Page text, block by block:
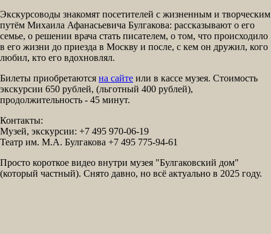
Экскурсоводы знакомят посетителей с жизненным и творческим
путём Михаила Афанасьевича Булгакова: рассказывают о его
семье, о решении врача стать писателем, о том, что происходило
в его жизни до приезда в Москву и после, с кем он дружил, кого
любил, кто его вдохновлял.
Билеты приобретаются на сайте или в кассе музея. Стоимость
экскурсии 650 рублей, (льготный 400 рублей),
продолжительность - 45 минут.
Контакты:
Музей, экскурсии: +7 495 970-06-19
Театр им. М.А. Булгакова +7 495 775-94-61
Просто короткое видео внутри музея "Булгаковский дом"
(который частный). Снято давно, но всё актуально в 2025 году.